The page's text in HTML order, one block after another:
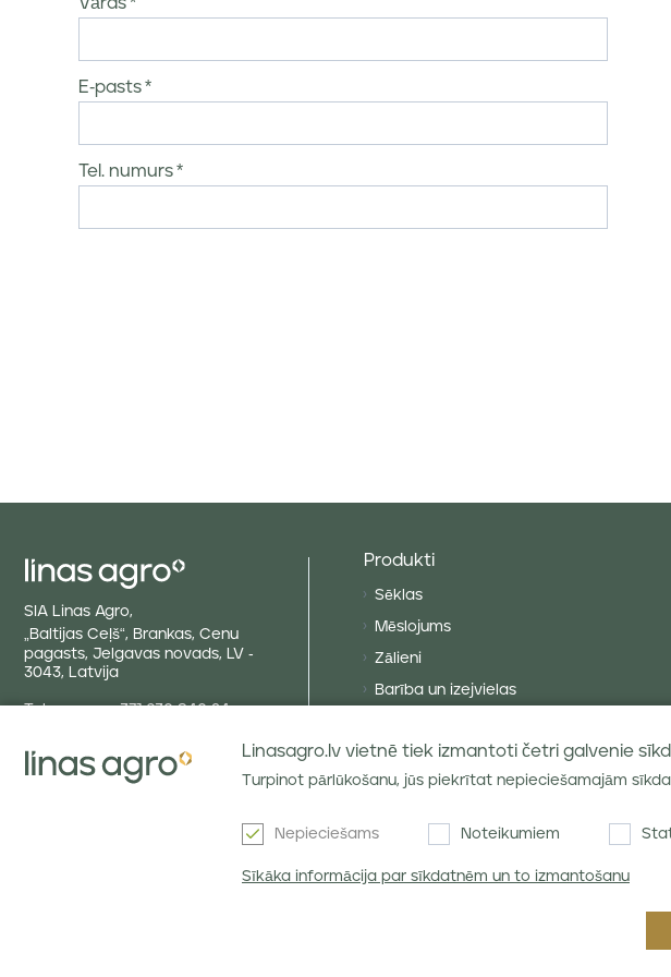
E-pasts
Tel. numurs
SIA Linas Agro,
„Baltijas Ceļš“, Brankas, Cenu
pagasts, Jelgavas novads, LV -
3043, Latvija
Tel. numurs+371 630 840 24
E-veikals:
+371 257 496 87
Produkti
Sēklas
Mēslojums
Zālieni
Barība un izejvielas
Linasagro.lv vietnē tiek izmantoti četri galvenie
Turpinot pārlūkošanu, jūs piekrītat nepieciešamajām
Nepieciešams Noteikumiem
Sīkāka informācija par sīkdatnēm un to izmantošanu